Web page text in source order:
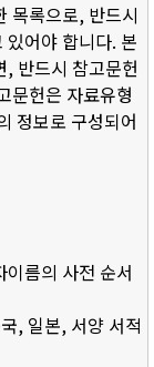
목록으로, 반드시
어야 합니다. 본
반드시 참고문헌
문헌은 자료유형
정보로 구성되어
름의 사전 순서
, 일본, 서양 서적